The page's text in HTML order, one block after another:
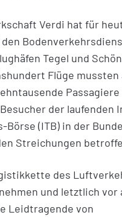
Verdi hat für
Tegel und
Flüge
der laufenden
Börse (ITB) in der
Streichungen
des
und letztlich vor
Leidtragende von